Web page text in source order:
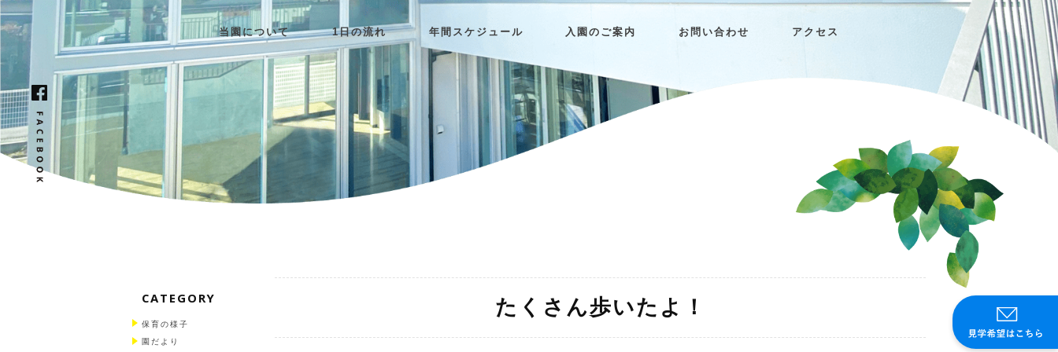
当園について 1日の流れ 年間スケジュール 入園のご案内 お問い合わせ アクセス
たくさん歩いたよ！
CATEGORY
保育の様子
園だより